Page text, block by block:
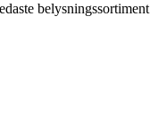
belysningssortiment